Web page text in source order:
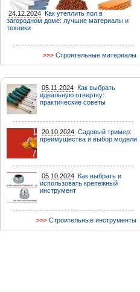
24.12.2024 Как утеплить пол в
загородном доме: лучшие материалы и
техники
Строительные материалы
05.11.2024 Как выбрать
идеальную отвертку:
практические советы
20.10.2024 Садовый тример:
преимущества и выбор модели
05.10.2024 Как выбрать и
использовать крепежный
инструмент
Строительные инструменты